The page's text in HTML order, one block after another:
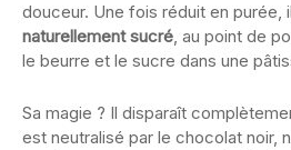
douceur. Une fois réduit en purée,
naturellement sucré, au point de
le beurre et le sucre dans une
Sa magie ? Il disparaît
est neutralisé par le chocolat noir,